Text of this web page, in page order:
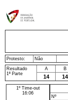
Protesto: Não
Resultado
1ª Parte
A B
14 14
1º Time-out
16:06
Nº